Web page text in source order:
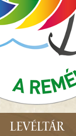
LEVÉLTÁR